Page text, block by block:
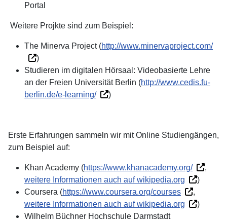
Portal
Weitere Projkte sind zum Beispiel:
The Minerva Project (http://www.minervaproject.com/
)
Studieren im digitalen Hörsaal: Videobasierte Lehre
an der Freien Universität Berlin (http://www.cedis.fu-
berlin.de/e-learning/
)
Erste Erfahrungen sammeln wir mit Online Studiengängen,
zum Beispiel auf:
Khan Academy (https://www.khanacademy.org/
,
weitere Informationen auch auf wikipedia.org
)
Coursera (https://www.coursera.org/courses
,
weitere Informationen auch auf wikipedia.org
)
Wilhelm Büchner Hochschule Darmstadt